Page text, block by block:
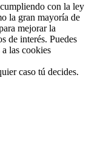
con la ley
la gran mayoría de
mejorar la
de interés. Puedes
las cookies
caso tú decides.